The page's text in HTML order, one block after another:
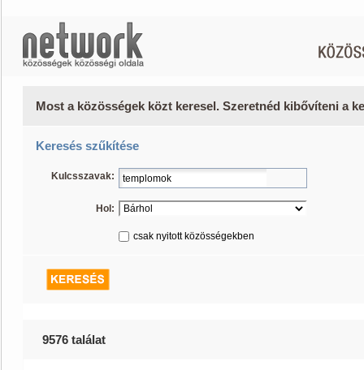
Most a közösségek közt keresel. Szeretnéd kibővíteni a
Keresés szűkítése
Kulcsszavak:
Hol:
csak nyitott közösségekben
9576 találat